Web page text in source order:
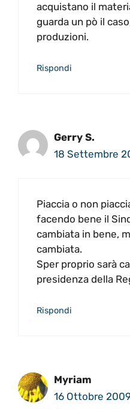
acquistano il
guarda un pò il
produzioni.
Rispondi
Gerry S.
18 Settembre
Piaccia o non
facendo bene il
cambiata in bene,
cambiata.
Sper proprio sarà
presidenza della
Rispondi
Myriam
16 Ottobre